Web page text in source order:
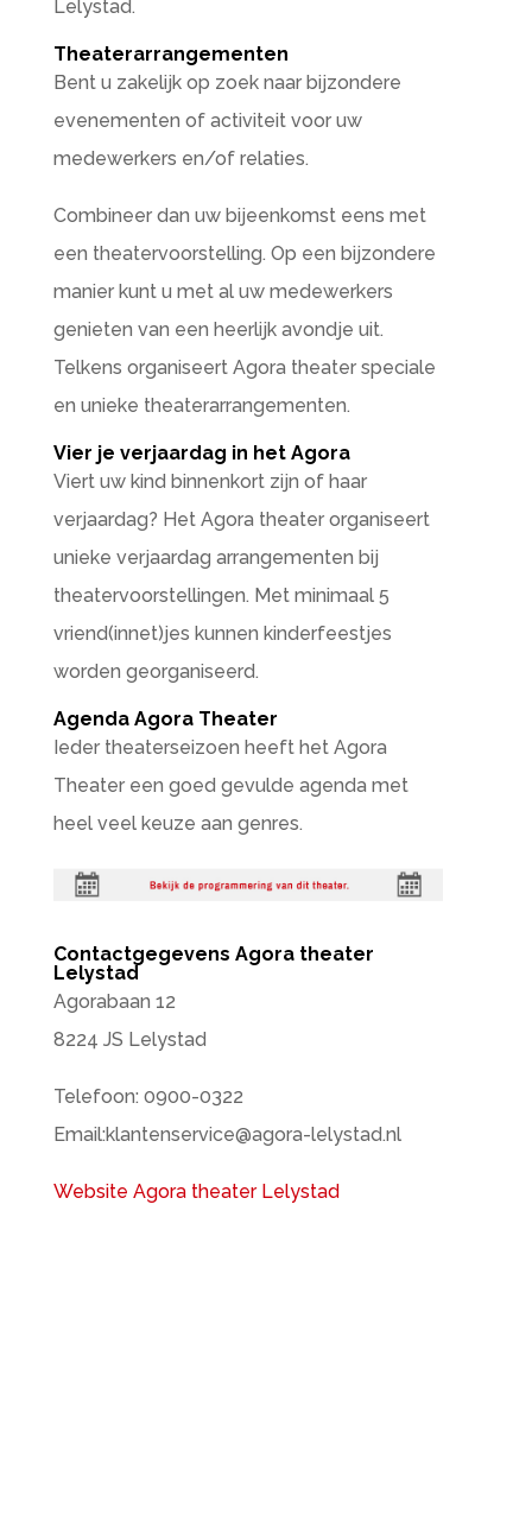
Lelystad.
Theaterarrangementen
Bent u zakelijk op zoek naar bijzondere
evenementen of activiteit voor uw
medewerkers en/of relaties.
Combineer dan uw bijeenkomst eens met
een theatervoorstelling. Op een bijzondere
manier kunt u met al uw medewerkers
genieten van een heerlijk avondje uit.
Telkens organiseert Agora theater speciale
en unieke theaterarrangementen.
Vier je verjaardag in het Agora
Viert uw kind binnenkort zijn of haar
verjaardag? Het Agora theater organiseert
unieke verjaardag arrangementen bij
theatervoorstellingen. Met minimaal 5
vriend(innet)jes kunnen kinderfeestjes
worden georganiseerd.
Agenda Agora Theater
Ieder theaterseizoen heeft het Agora
Theater een goed gevulde agenda met
heel veel keuze aan genres.
Contactgegevens Agora theater
Lelystad
Agorabaan 12
8224 JS Lelystad
Telefoon: 0900-0322
Email:klantenservice@agora-lelystad.nl
Website Agora theater Lelystad